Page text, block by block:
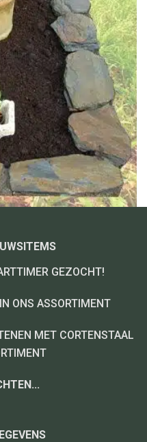
GEZOCHT!
ONS ASSORTIMENT
MET CORTENSTAAL